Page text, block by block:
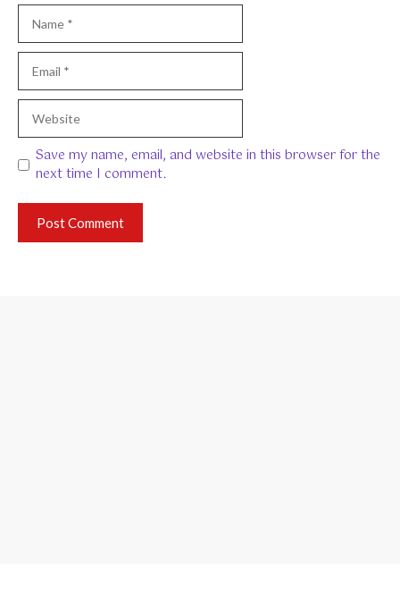
Name
Email
Website
Save my name, email, and website in this browser for the
next time I comment.